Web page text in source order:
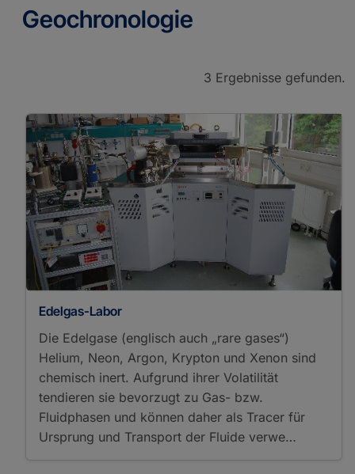
Mineralogie
Geochronologie
3 Ergebnisse gefunden.
Edelgas-Labor
Die Edelgase (englisch auch „rare gases“)
Helium, Neon, Argon, Krypton und Xenon sind
chemisch inert. Aufgrund ihrer Volatilität
tendieren sie bevorzugt zu Gas- bzw.
Fluidphasen und können daher als Tracer für
Ursprung und Transport der Fluide verwe…